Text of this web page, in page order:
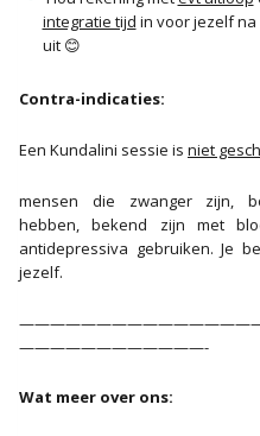
integratie tijd in voor jezelf
uit 😊
Contra-indicaties:
Een Kundalini sessie is niet
mensen die zwanger zijn,
hebben, bekend zijn met
antidepressiva gebruiken. Je
jezelf.
————————————-
Wat meer over ons: